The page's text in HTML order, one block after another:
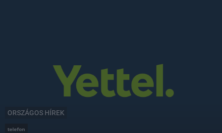
ORSZÁGOS HÍREK
telefon